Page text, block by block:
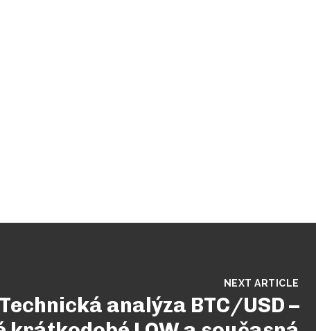
NEXT ARTICLE
analýza BTC/USD –